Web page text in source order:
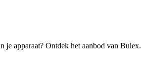
je apparaat? Ontdek het aanbod van Bulex.